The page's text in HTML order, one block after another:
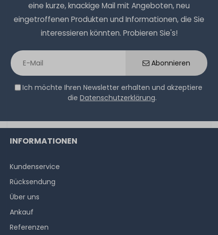
eine kurze, knackige Mail mit Angeboten, neu
eingetroffenen Produkten und Informationen, die Sie
interessieren könnten. Probieren Sie's!
Abonnieren
Ich möchte Ihren Newsletter erhalten und akzeptiere
die Datenschutzerklärung.
INFORMATIONEN
Kundenservice
Rücksendung
Über uns
Ankauf
Referenzen